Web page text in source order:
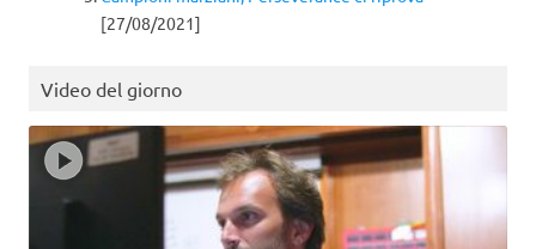
[27/08/2021]
Video del giorno